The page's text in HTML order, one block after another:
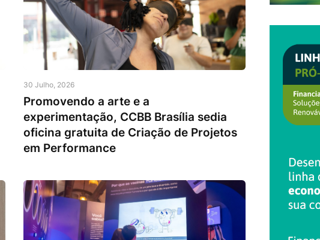
30 Julho, 2026
Promovendo a arte e a
experimentação, CCBB Brasília sedia
oficina gratuita de Criação de Projetos
em Performance